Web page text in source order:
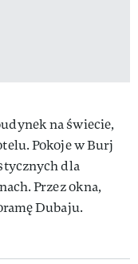
na świecie,
Pokoje w Burj
dla
Przez okna,
Dubaju.